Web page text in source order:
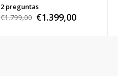
2 preguntas
Precio
€1.799,00 Precio
de
€1.399,00